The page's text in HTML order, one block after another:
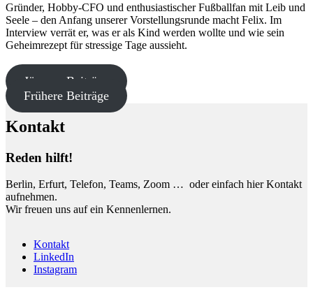
Gründer, Hobby-CFO und enthusiastischer Fußballfan mit Leib und
Seele – den Anfang unserer Vorstellungsrunde macht Felix. Im
Interview verrät er, was er als Kind werden wollte und wie sein
Geheimrezept für stressige Tage aussieht.
Jüngere Beiträge
Frühere Beiträge
Kontakt
Reden hilft!
Berlin, Erfurt, Telefon, Teams, Zoom … oder einfach hier Kontakt
aufnehmen.
Wir freuen uns auf ein Kennenlernen.
Kontakt
LinkedIn
Instagram